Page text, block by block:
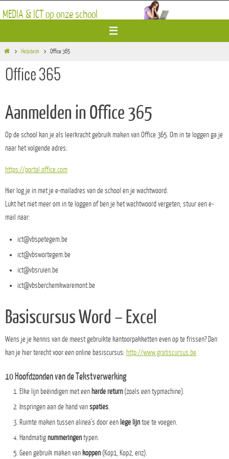
naar
MEDIA & ICT op onze school
HomeHelpdesk Office 365
Office 365
Aanmelden in Office 365
Op de school kan je als leerkracht gebruik maken van Office 365. Om in te loggen ga je
naar het volgende adres:
https://portal.office.com
Hier log je in met je e-mailadres van de school en je wachtwoord.
Lukt het niet meer om in te loggen of ben je het wachtwoord vergeten, stuur een e-
mail naar:
ict@vbspetegem.be
ict@vbswortegem.be
ict@vbsruien.be
ict@vbsberchemkwaremont.be
Basiscursus Word – Excel
Wens je je kennis van de meest gebruikte kantoorpakketten even op te frissen? Dan
kan je hier terecht voor een online basiscursus: http://www.gratiscursus.be
10 Hoofdzonden van de Tekstverwerking
Elke lijn beëindigen met een harde return(zoals een typmachine).
Inspringen aan de hand vanspaties.
Ruimte maken tussen alinea’s door een lege lijntoe te voegen.
Handmatignummeringentypen.
Geen gebruik maken van koppen(Kop1, Kop2, enz).